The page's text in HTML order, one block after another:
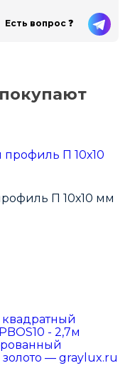
Есть вопрос ❓
П 10х10 мм